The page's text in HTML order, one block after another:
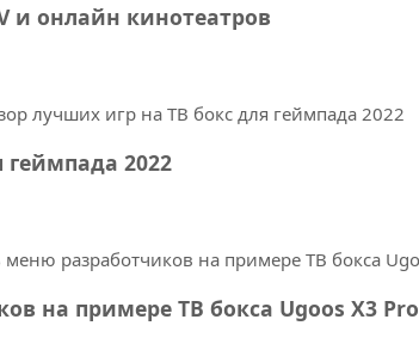
и онлайн кинотеатров
2022
на примере ТВ бокса Ugoos X3 Pro